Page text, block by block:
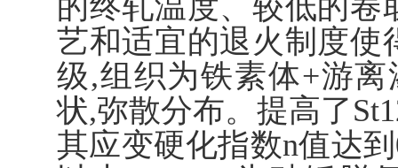
的终轧温度、较低的卷
艺和适宜的退火制度使
级,组织为铁素体+游
状,弥散分布。提高了
其应变硬化指数n值达